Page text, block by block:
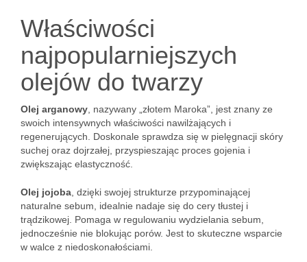
Właściwości
najpopularniejszych
olejów do twarzy
Olej arganowy , nazywany „złotem Maroka”, jest znany ze
swoich intensywnych właściwości nawilżających i
regenerujących. Doskonale sprawdza się w pielęgnacji skóry
suchej oraz dojrzałej, przyspieszając proces gojenia i
zwiększając elastyczność.
Olej jojoba , dzięki swojej strukturze przypominającej
naturalne sebum, idealnie nadaje się do cery tłustej i
trądzikowej. Pomaga w regulowaniu wydzielania sebum,
jednocześnie nie blokując porów. Jest to skuteczne wsparcie
w walce z niedoskonałościami.